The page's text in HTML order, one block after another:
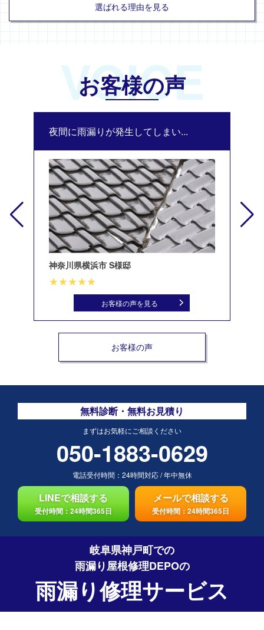
選ばれる理由を見る
VOICE
お客様の声
夜間に雨漏りが発生してしまい...
神奈川県横浜市 S様邸
お客様の声を見る
お客様の声
無料診断・無料お見積り
まずはお気軽にご相談ください
050-1883-0629
電話受付時間： 24時間対応/年中無休
LINEで相談する
受付時間：24時間365日
メールで相談する
受付時間：24時間365日
岐阜県神戸町での
雨漏り屋根修理DEPOの
雨漏り修理サービス